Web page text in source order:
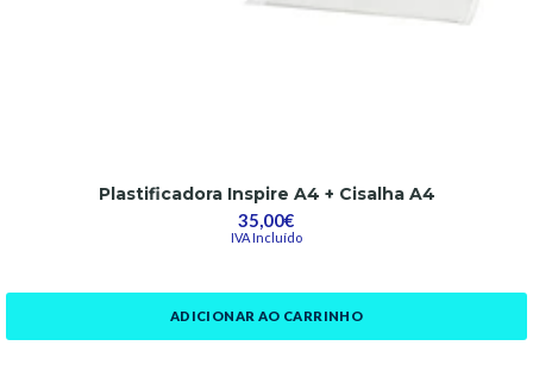
Plastificadora Inspire A4 + Cisalha A4
35,00€
IVA Incluído
ADICIONAR AO CARRINHO